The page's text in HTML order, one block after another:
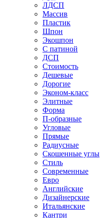
ЛДСП
Массив
Пластик
Шпон
Экошпон
С патиной
ДСП
Стоимость
Дешевые
Дорогие
Эконом-класс
Элитные
Форма
П-образные
Угловые
Прямые
Радиусные
Скошенные углы
Стиль
Современные
Евро
Английские
Дизайнерские
Итальянские
Кантри